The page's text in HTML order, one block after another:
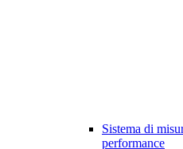
Sistema di
performance